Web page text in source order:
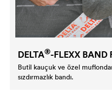
DELTA®-FLEXX BAND
Butil kauçuk ve özel
sızdırmazlık bandı.